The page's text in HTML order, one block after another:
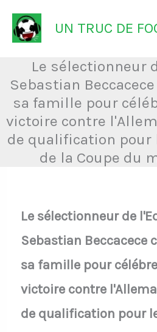
Aller
au
contenu
UN TRUC DE
Le sélectionneur
Sebastian
sa famille pour
victoire contre
de qualification pour
de la Coupe du
Le sélectionneur de
Sebastian Beccacece
sa famille pour
victoire contre
de qualification pour